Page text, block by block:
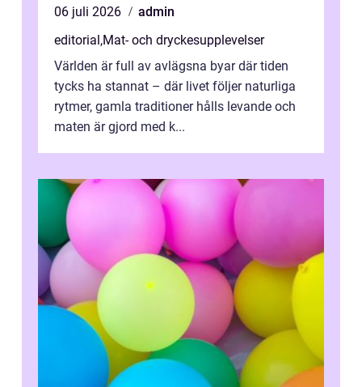
06 juli 2026
admin
editorial ,Mat- och dryckesupplevelser
Världen är full av avlägsna byar där tiden
tycks ha stannat – där livet följer naturliga
rytmer, gamla traditioner hålls levande och
maten är gjord med k...